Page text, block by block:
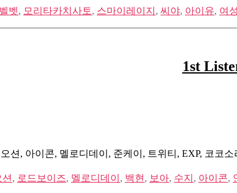
벳, 모리타카치사토, 스마이레이지 , 씨야, 아이유, 여
1st
션, 아이콘, 멜로디데이, 준케이, 트위티, EXP, 코코
, 로드보이즈, 멜로디데이 , 백현 , 보아, 수지 , 아이콘,